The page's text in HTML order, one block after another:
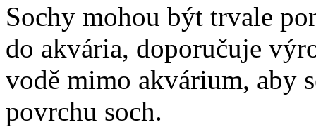
Sochy mohou být trvale
do akvária, doporučuje
vodě mimo akvárium, aby
povrchu soch.